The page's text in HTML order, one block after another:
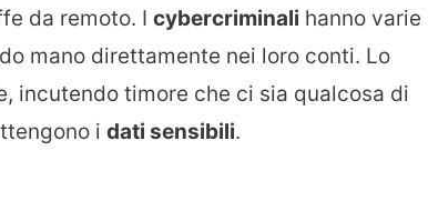
da remoto. I cybercriminali hanno varie
mano direttamente nei loro conti. Lo
incutendo timore che ci sia qualcosa di
i dati sensibili.